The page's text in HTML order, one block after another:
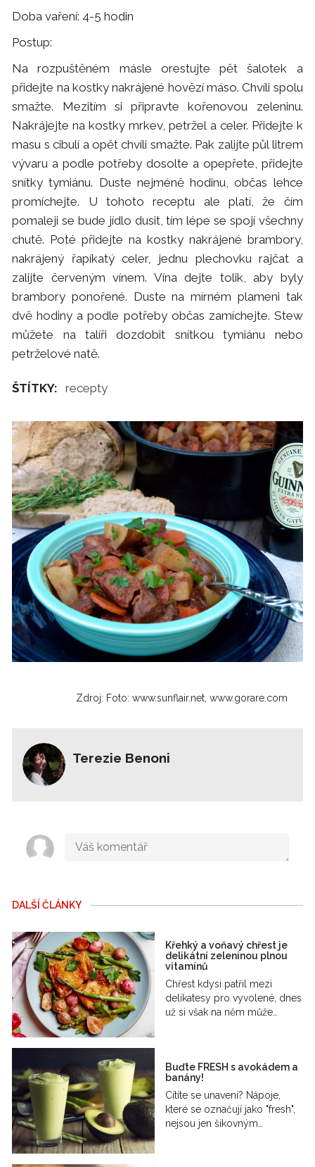
Doba vaření: 4-5 hodin
Postup:
Na rozpuštěném másle orestujte pět šalotek a
přidejte na kostky nakrájené hovězí máso. Chvíli spolu
smažte. Mezitím si připravte kořenovou zeleninu.
Nakrájejte na kostky mrkev, petržel a celer. Přidejte k
masu s cibulí a opět chvíli smažte. Pak zalijte půl litrem
vývaru a podle potřeby dosolte a opepřete, přidejte
snítky tymiánu. Duste nejméně hodinu, občas lehce
promíchejte. U tohoto receptu ale platí, že čím
pomaleji se bude jídlo dusit, tím lépe se spojí všechny
chutě. Poté přidejte na kostky nakrájené brambory,
nakrájený řapíkatý celer, jednu plechovku rajčat a
zalijte červeným vínem. Vína dejte tolik, aby byly
brambory ponořené. Duste na mírném plameni tak
dvě hodiny a podle potřeby občas zamíchejte. Stew
můžete na talíři dozdobit snítkou tymiánu nebo
petrželové natě.
ŠTÍTKY: recepty
Zdroj: Foto: www.sunflair.net, www.gorare.com
Terezie Benoni
DALŠÍ ČLÁNKY
Křehký a voňavý chřest je
delikátní zeleninou plnou
vitamínů
Chřest kdysi patřil mezi
delikatesy pro vyvolené, dnes
už si však na něm může…
Buďte FRESH s avokádem a
banány!
Cítíte se unavení? Nápoje,
které se označují jako "fresh",
nejsou jen šikovným…